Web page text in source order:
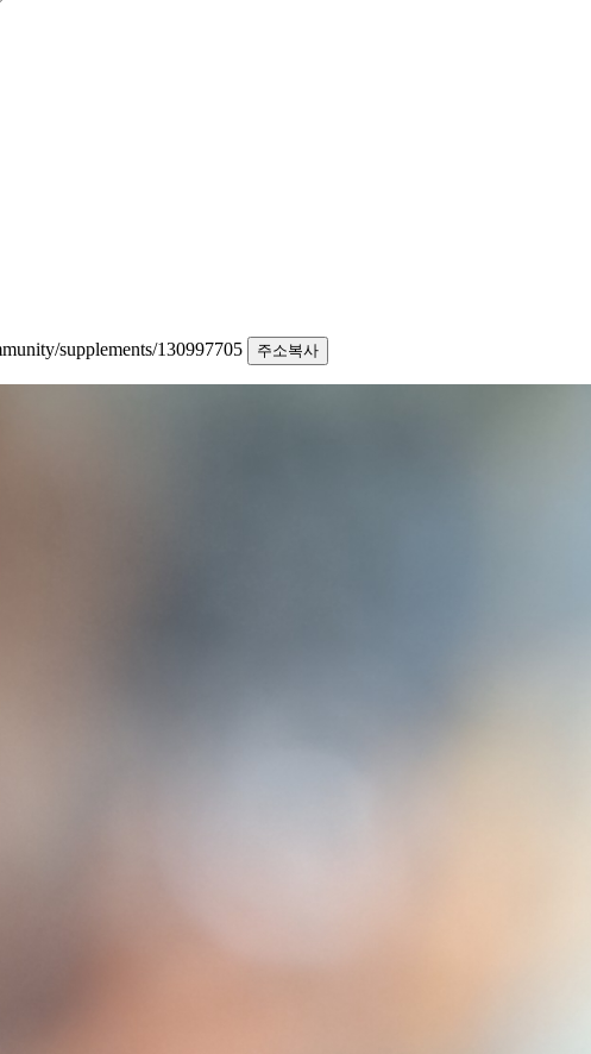
supplements/130997705
주소복사